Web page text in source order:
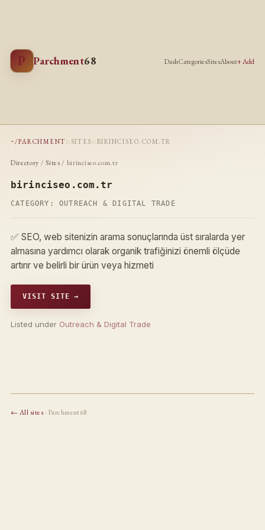
P Parchment68 DashCategoriesSitesAbout+ Add
~/PARCHMENT :: SITES :: BIRINCISEO.COM.TR
Directory /Sites / birinciseo.com.tr
birinciseo.com.tr
CATEGORY: OUTREACH & DIGITAL TRADE
✅ SEO, web sitenizin arama sonuçlarında üst sıralarda yer
almasına yardımcı olarak organik trafiğinizi önemli ölçüde
artırır ve belirli bir ürün veya hizmeti
VISIT SITE →
Listed under Outreach & Digital Trade
← All sites· Parchment68